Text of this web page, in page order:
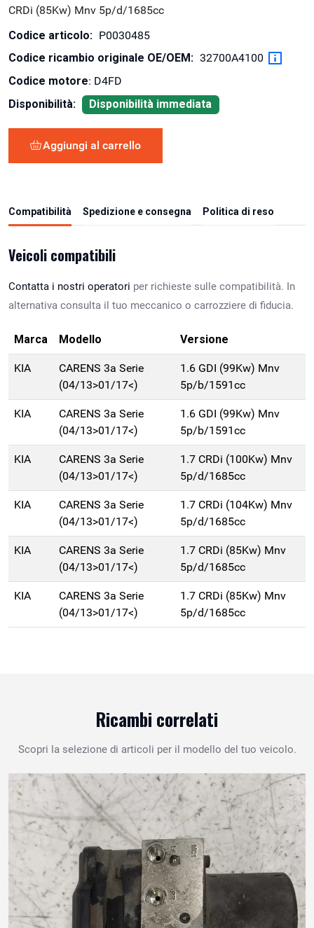
CRDi (85Kw) Mnv 5p/d/1685cc
Codice articolo: P0030485
Codice ricambio originale OE/OEM: 32700A4100
Codice motore: D4FD
Disponibilità:
Disponibilità immediata
Aggiungi al carrello
Compatibilità Spedizione e consegna Politica di reso
Veicoli compatibili
Contatta i nostri operatori per richieste sulle compatibilità. In
alternativa consulta il tuo meccanico o carrozziere di fiducia.
Marca Modello Versione
KIA
CARENS 3a Serie
(04/13>01/17<)
1.6 GDI (99Kw) Mnv
5p/b/1591cc
KIA
CARENS 3a Serie
(04/13>01/17<)
1.6 GDI (99Kw) Mnv
5p/b/1591cc
KIA
CARENS 3a Serie
(04/13>01/17<)
1.7 CRDi (100Kw) Mnv
5p/d/1685cc
KIA
CARENS 3a Serie
(04/13>01/17<)
1.7 CRDi (104Kw) Mnv
5p/d/1685cc
KIA
CARENS 3a Serie
(04/13>01/17<)
1.7 CRDi (85Kw) Mnv
5p/d/1685cc
KIA
CARENS 3a Serie
(04/13>01/17<)
1.7 CRDi (85Kw) Mnv
5p/d/1685cc
Ricambi correlati
Scopri la selezione di articoli per il modello del tuo veicolo.